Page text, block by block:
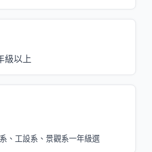
級以上
、工設系、景觀系一年級選